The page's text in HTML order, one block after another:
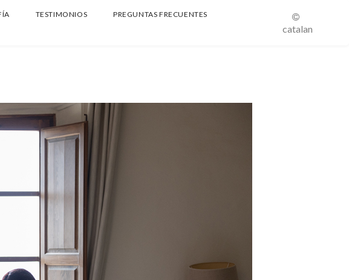
TESTIMONIOS
PREGUNTAS FRECUENTES
catalan